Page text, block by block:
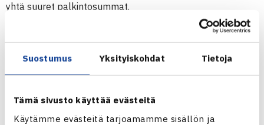
Suostumus Yksityiskohdat Tietoja
Tämä sivusto käyttää evästeitä
Käytämme evästeitä tarjoamamme sisällön ja
yhtä suuret palkintosummat.
Osakilpailujen voittaja saa 500 euroa, finalisti 250 euroa ja
välierissä hävinneet kumpikin 125 euroa.
Seuraavat osakilpailut ovat 14.-18.3. Kaarinassa, jossa
pelataan yleisten luokkien sisäkenttien SM-kilpailut.
Finnish Tourin ohjelma ja pistetilanteet